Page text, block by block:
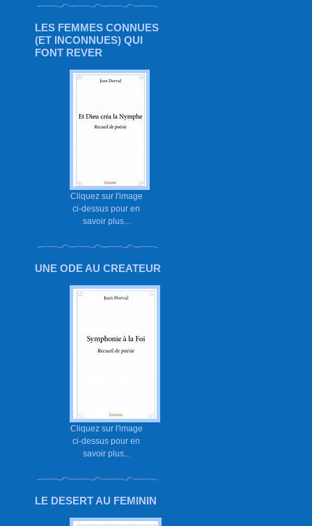
LES FEMMES CONNUES
(ET INCONNUES) QUI
FONT REVER
Cliquez sur l'image
ci-dessus pour en
savoir plus...
UNE ODE AU CREATEUR
Cliquez sur l'image
ci-dessus pour en
savoir plus...
LE DESERT AU FEMININ